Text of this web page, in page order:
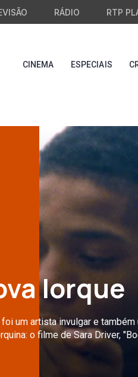
RÁDIO RTP
CINEMA ESPECIAIS
Iorque
um artista invulgar e
o filme de Sara Driver,